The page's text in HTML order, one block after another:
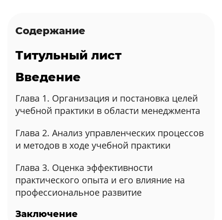
Содержание
Титульный лист
Введение
Глава 1. Организация и постановка целей
учебной практики в области менеджмента
Глава 2. Анализ управленческих процессов
и методов в ходе учебной практики
Глава 3. Оценка эффективности
практического опыта и его влияние на
профессиональное развитие
Заключение